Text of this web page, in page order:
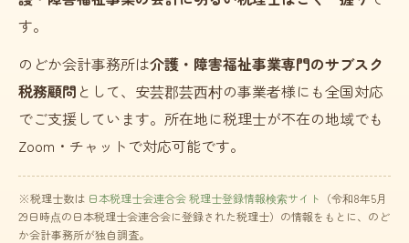
す。
のどか会計事務所は介護・障害福祉事業専門のサブスク
税務顧問 として、安芸郡芸西村の事業者様にも全国対応
でご支援しています。所在地に税理士が不在の地域でも
Zoom・チャットで対応可能です。
※税理士数は 日本税理士会連合会 税理士登録情報検索サイト （令和8年5月
29日時点の日本税理士会連合会に登録された税理士）の情報をもとに、のど
か会計事務所が独自調査。